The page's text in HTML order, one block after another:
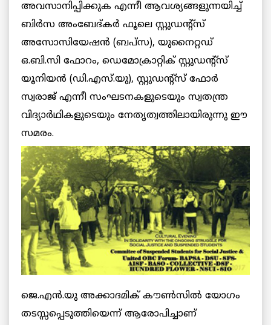
അവസാനിപ്പിക്കുക എന്നീ ആവശ്യങ്ങളുന്നയിച്ച്
ബിര്‍സ അംബേദ്കര്‍ ഫൂലെ സ്റ്റുഡന്‍റ്സ്
അസോസിയേഷന്‍ (ബപ്സ), യുനൈറ്റഡ്
ഒ.ബി.സി ഫോറം, ഡെമോക്രാറ്റിക് സ്റ്റുഡന്‍റ്സ്
യൂനിയന്‍ (ഡി.എസ്.യു), സ്റ്റുഡന്‍റ്സ് ഫോര്‍
സ്വരാജ് എന്നീ സംഘടനകളുടെയും സ്വതന്ത്ര
വിദ്യാര്‍ഥികളുടെയും നേതൃത്വത്തിലായിരുന്നു ഈ
സമരം.
ജെ.എന്‍.യു അക്കാദമിക് കൗണ്‍സില്‍ യോഗം
തടസ്സപ്പെടുത്തിയെന്ന് ആരോപിച്ചാണ്